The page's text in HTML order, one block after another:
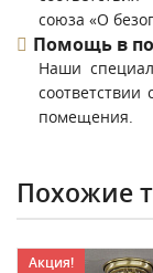
союза «О
Помощь в
Наши
помещения.
Похожие
Акция!